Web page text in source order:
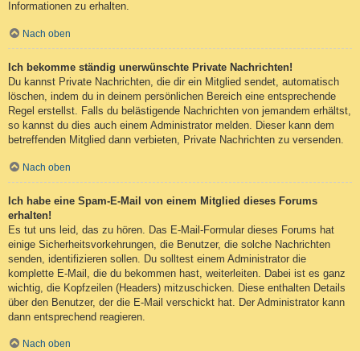
Informationen zu erhalten.
Nach oben
Ich bekomme ständig unerwünschte Private Nachrichten!
Du kannst Private Nachrichten, die dir ein Mitglied sendet, automatisch
löschen, indem du in deinem persönlichen Bereich eine entsprechende
Regel erstellst. Falls du belästigende Nachrichten von jemandem erhältst,
so kannst du dies auch einem Administrator melden. Dieser kann dem
betreffenden Mitglied dann verbieten, Private Nachrichten zu versenden.
Nach oben
Ich habe eine Spam-E-Mail von einem Mitglied dieses Forums
erhalten!
Es tut uns leid, das zu hören. Das E-Mail-Formular dieses Forums hat
einige Sicherheitsvorkehrungen, die Benutzer, die solche Nachrichten
senden, identifizieren sollen. Du solltest einem Administrator die
komplette E-Mail, die du bekommen hast, weiterleiten. Dabei ist es ganz
wichtig, die Kopfzeilen (Headers) mitzuschicken. Diese enthalten Details
über den Benutzer, der die E-Mail verschickt hat. Der Administrator kann
dann entsprechend reagieren.
Nach oben